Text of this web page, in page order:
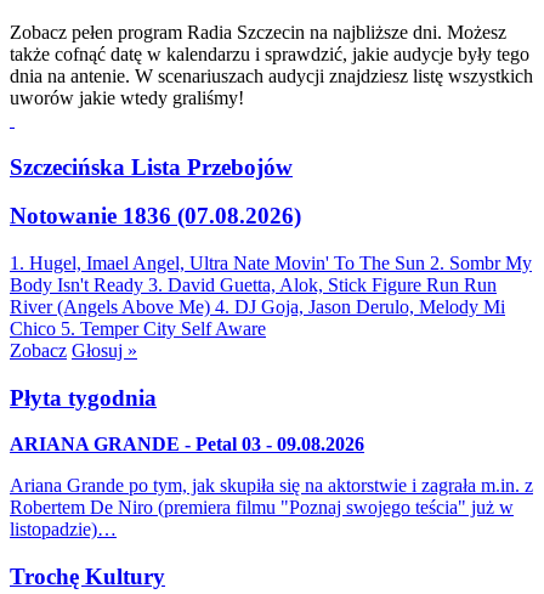
Zobacz pełen program Radia Szczecin na najbliższe dni. Możesz
także cofnąć datę w kalendarzu i sprawdzić, jakie audycje były tego
dnia na antenie. W scenariuszach audycji znajdziesz listę wszystkich
uworów jakie wtedy graliśmy!
Szczecińska Lista Przebojów
Notowanie 1836 (07.08.2026)
1. Hugel, Imael Angel, Ultra Nate Movin' To The Sun 2. Sombr My
Body Isn't Ready 3. David Guetta, Alok, Stick Figure Run Run
River (Angels Above Me) 4. DJ Goja, Jason Derulo, Melody Mi
Chico 5. Temper City Self Aware
Zobacz Głosuj »
Płyta tygodnia
ARIANA GRANDE - Petal 03 - 09.08.2026
Ariana Grande po tym, jak skupiła się na aktorstwie i zagrała m.in. z
Robertem De Niro (premiera filmu "Poznaj swojego teścia" już w
listopadzie)…
Trochę Kultury